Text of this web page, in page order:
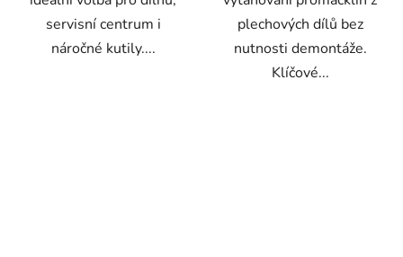
servisní centrum i
náročné kutily....
plechových dílů bez
nutnosti demontáže.
Klíčové...